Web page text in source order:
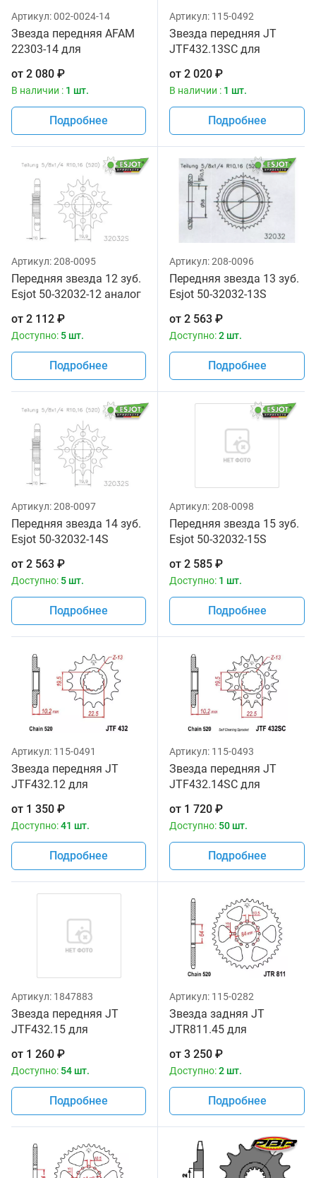
Артикул:002-0024-14
Звезда передняя AFAM
22303-14 для
от 2 080 ₽
В наличии : 1 шт.
Подробнее
Артикул: 115-0492
Звезда передняя JT
JTF432.13SC для
от 2 020 ₽
В наличии : 1 шт.
Подробнее
Артикул:208-0095
Передняя звезда 12 зуб.
Esjot 50-32032-12 аналог
от 2 112 ₽
Доступно: 5 шт.
Подробнее
Артикул:208-0096
Передняя звезда 13 зуб.
Esjot 50-32032-13S
от 2 563 ₽
Доступно:2 шт.
Подробнее
Артикул:208-0097
Передняя звезда 14 зуб.
Esjot 50-32032-14S
от 2 563 ₽
Доступно: 5 шт.
Подробнее
Артикул:208-0098
Передняя звезда 15 зуб.
Esjot 50-32032-15S
от 2 585 ₽
Доступно: 1 шт.
Подробнее
Артикул: 115-0491
Звезда передняя JT
JTF432.12 для
от 1 350 ₽
Доступно:41 шт.
Подробнее
Артикул: 115-0493
Звезда передняя JT
JTF432.14SC для
от 1 720 ₽
Доступно: 50 шт.
Подробнее
Артикул: 1847883
Звезда передняя JT
JTF432.15 для
от 1 260 ₽
Доступно: 54 шт.
Подробнее
Артикул: 115-0282
Звезда задняя JT
JTR811.45 для
от 3 250 ₽
Доступно:2 шт.
Подробнее